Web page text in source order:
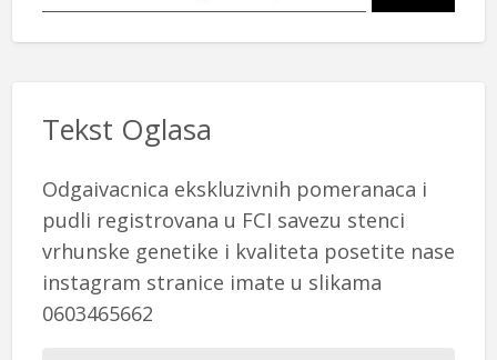
Tekst Oglasa
Odgaivacnica ekskluzivnih pomeranaca i
pudli registrovana u FCI savezu stenci
vrhunske genetike i kvaliteta posetite nase
instagram stranice imate u slikama
0603465662